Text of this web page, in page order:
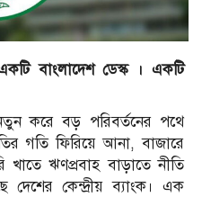
বাংলাদেশ ডেস্ক । একটি
নতুন করে বড় পরিবর্তনের পথে
গতি ফিরিয়ে আনা, বাজারে
ঋণপ্রবাহ বাড়াতে নীতি
দেশের কেন্দ্রীয় ব্যাংক। এক